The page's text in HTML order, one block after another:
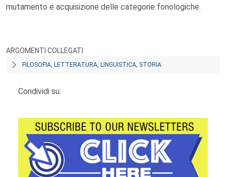
mutamento e acquisizione delle categorie fonologiche.
ARGOMENTI COLLEGATI
FILOSOFIA, LETTERATURA, LINGUISTICA, STORIA
Condividi su: